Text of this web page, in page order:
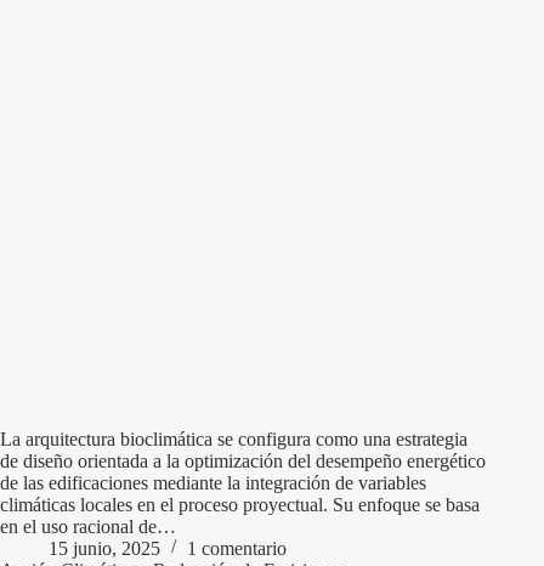
La arquitectura bioclimática se configura como una estrategia
de diseño orientada a la optimización del desempeño energético
de las edificaciones mediante la integración de variables
climáticas locales en el proceso proyectual. Su enfoque se basa
en el uso racional de…
15 junio, 2025
1 comentario